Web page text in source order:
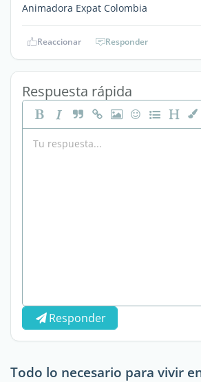
Animadora Expat Colombia
Reaccionar Responder
Respuesta rápida
Responder
Todo lo necesario para vivir